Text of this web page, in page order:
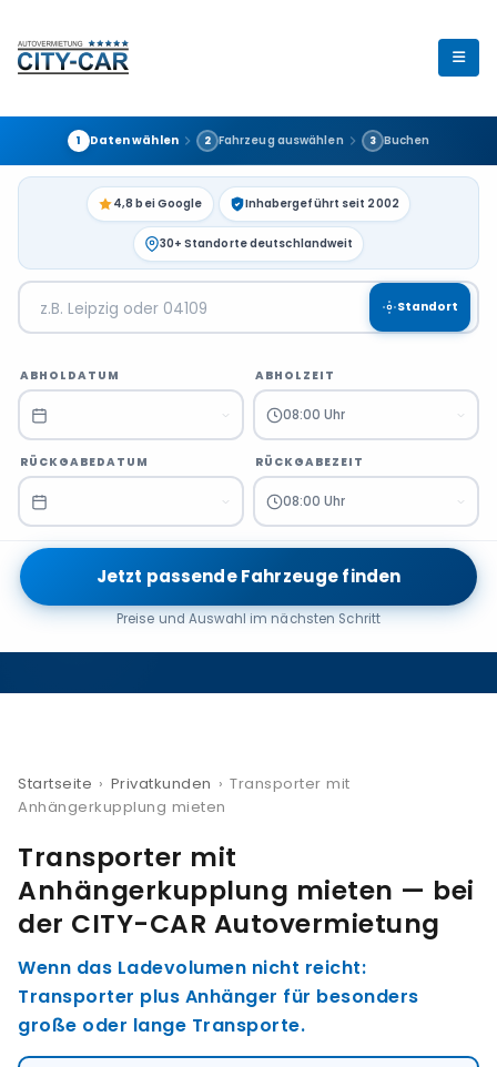
1 Daten wählen 2 Fahrzeug auswählen 3 Buchen
4,8 bei Google Inhabergeführt seit 2002
30+ Standorte deutschlandweit
Standort
ABHOLDATUM ABHOLZEIT
08:00 Uhr
RÜCKGABEDATUM RÜCKGABEZEIT
08:00 Uhr
Jetzt passende Fahrzeuge finden
Preise und Auswahl im nächsten Schritt
Startseite › Privatkunden › Transporter mit
Anhängerkupplung mieten
Transporter mit
Anhängerkupplung mieten — bei
der CITY-CAR Autovermietung
Wenn das Ladevolumen nicht reicht:
Transporter plus Anhänger für besonders
große oder lange Transporte.